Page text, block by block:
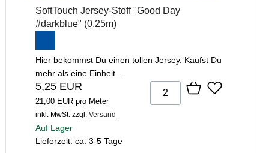
SoftTouch Jersey-Stoff "Good Day
#darkblue" (0,25m)
Hier bekommst Du einen tollen Jersey. Kaufst Du
mehr als eine Einheit...
5,25 EUR
21,00 EUR pro Meter
inkl. MwSt. zzgl. Versand
Auf Lager
Lieferzeit: ca. 3-5 Tage